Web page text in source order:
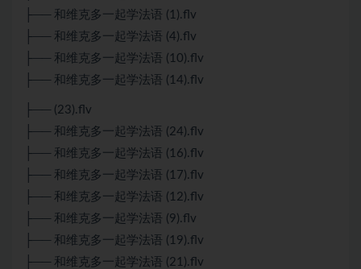
├── 和维克多一起学法语 (1).flv
├── 和维克多一起学法语 (4).flv
├── 和维克多一起学法语 (10).flv
├── 和维克多一起学法语 (14).flv
├── (23).flv
├── 和维克多一起学法语 (24).flv
├── 和维克多一起学法语 (16).flv
├── 和维克多一起学法语 (17).flv
├── 和维克多一起学法语 (12).flv
├── 和维克多一起学法语 (9).flv
├── 和维克多一起学法语 (19).flv
├── 和维克多一起学法语 (21).flv